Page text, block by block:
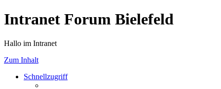
Intranet Forum Bielefeld
Hallo im Intranet
Zum Inhalt
Schnellzugriff